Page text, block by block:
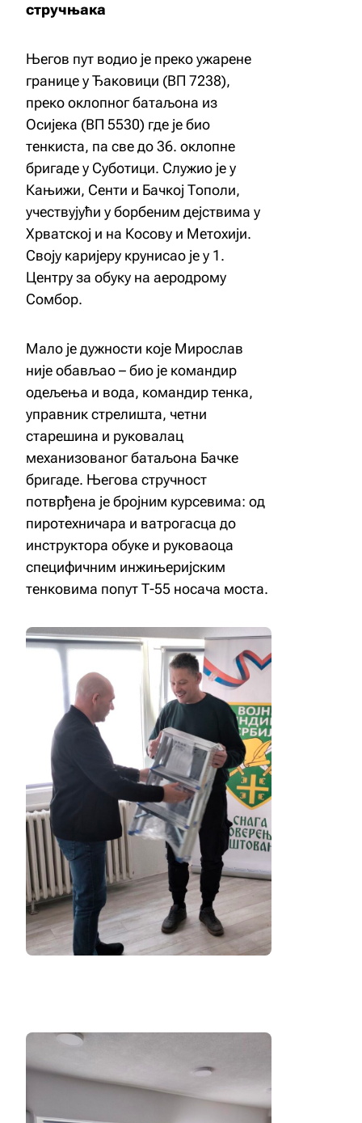
стручњака
Његов пут водио је преко ужарене
границе у Ђаковици (ВП 7238),
преко оклопног батаљона из
Осијека (ВП 5530) где је био
тенкиста, па све до 36. оклопне
бригаде у Суботици. Служио је у
Кањижи, Сенти и Бачкој Тополи,
учествујући у борбеним дејствима у
Хрватској и на Косову и Метохији.
Своју каријеру крунисао је у 1.
Центру за обуку на аеродрому
Сомбор.
Мало је дужности које Мирослав
није обављао – био је командир
одељења и вода, командир тенка,
управник стрелишта, четни
старешина и руковалац
механизованог батаљона Бачке
бригаде. Његова стручност
потврђена је бројним курсевима: од
пиротехничара и ватрогасца до
инструктора обуке и руковаоца
специфичним инжињеријским
тенковима попут Т-55 носача моста.